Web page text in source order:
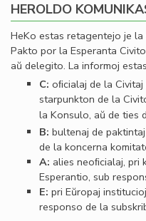
HEROLDO
HeKo estas retagentejo je
Pakto por la Esperanta
aŭ delegito. La informoj
C: oﬁcialaj de la
starpunkton de la
la Konsulo, aŭ de ties
B: bultenaj de
de la koncerna
A: alies neoﬁcialaj,
Esperantio, sub
E: pri Eŭropaj
responso de la